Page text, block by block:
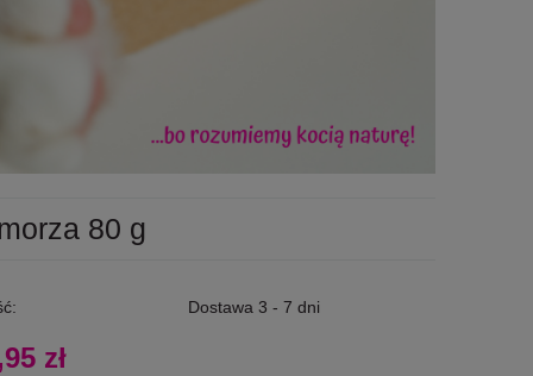
80 g
Dostawa 3 - 7 dni
zł